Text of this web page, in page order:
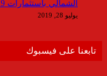
الشمالي باستثمارات 9مليار جنيه
يوليو 28, 2019
تابعنا على فيسبوك